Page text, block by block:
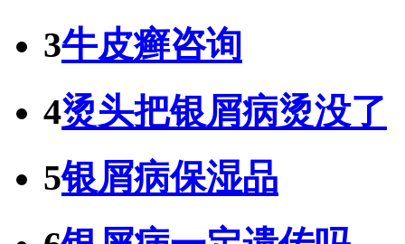
3牛皮癣咨询
4烫头把银屑病烫没了
5银屑病保湿品